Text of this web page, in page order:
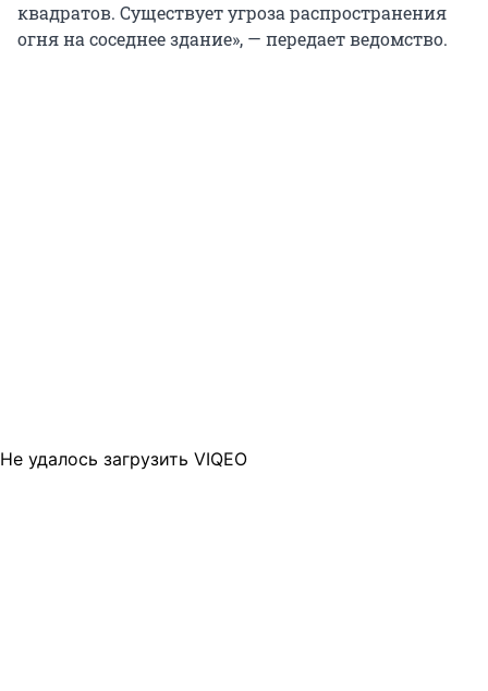
квадратов. Существует угроза распространения
огня на соседнее здание», — передает ведомство.
Не удалось загрузить VIQEO